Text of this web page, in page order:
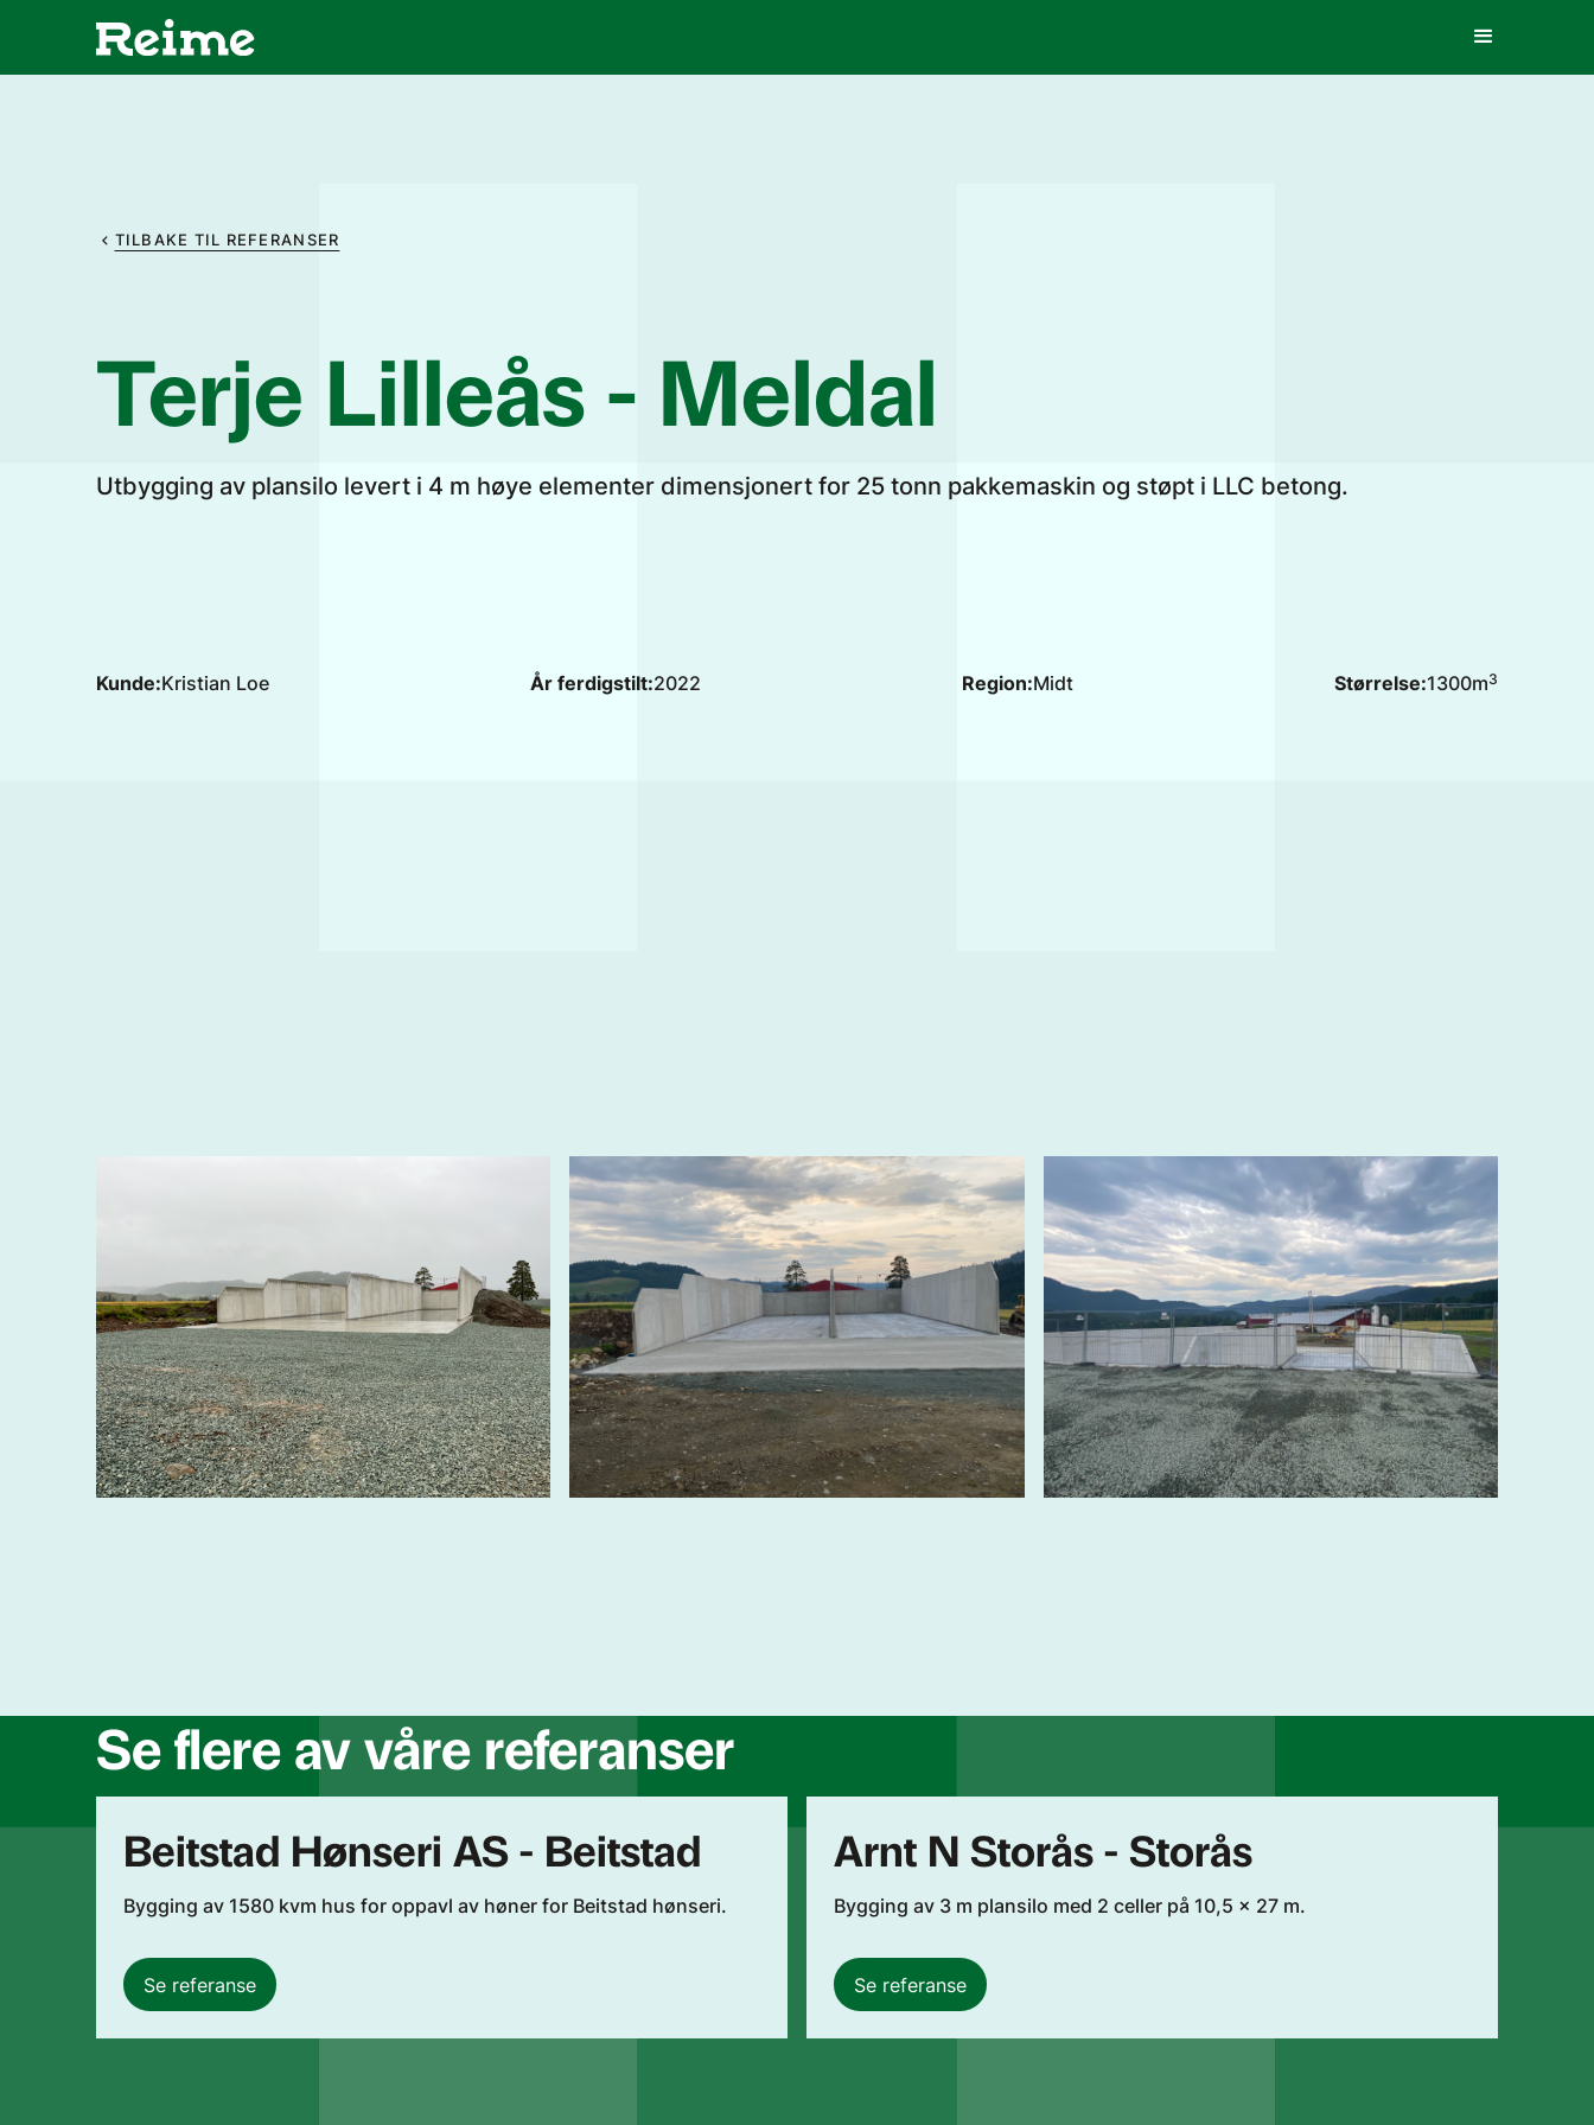
TILBAKE TIL REFERANSER
Terje Lilleås - Meldal
Utbygging av plansilo levert i 4 m høye elementer dimensjonert for 25 tonn pakkemaskin og støpt i LLC betong.
Kunde:Kristian Loe År ferdigstilt:2022 Region:Midt Størrelse:1300m3
Se flere av våre referanser
Beitstad Hønseri AS - Beitstad
Bygging av 1580 kvm hus for oppavl av høner for Beitstad hønseri.
Se referanse
Arnt N Storås - Storås
Bygging av 3 m plansilo med 2 celler på 10,5 x 27 m.
Se referanse